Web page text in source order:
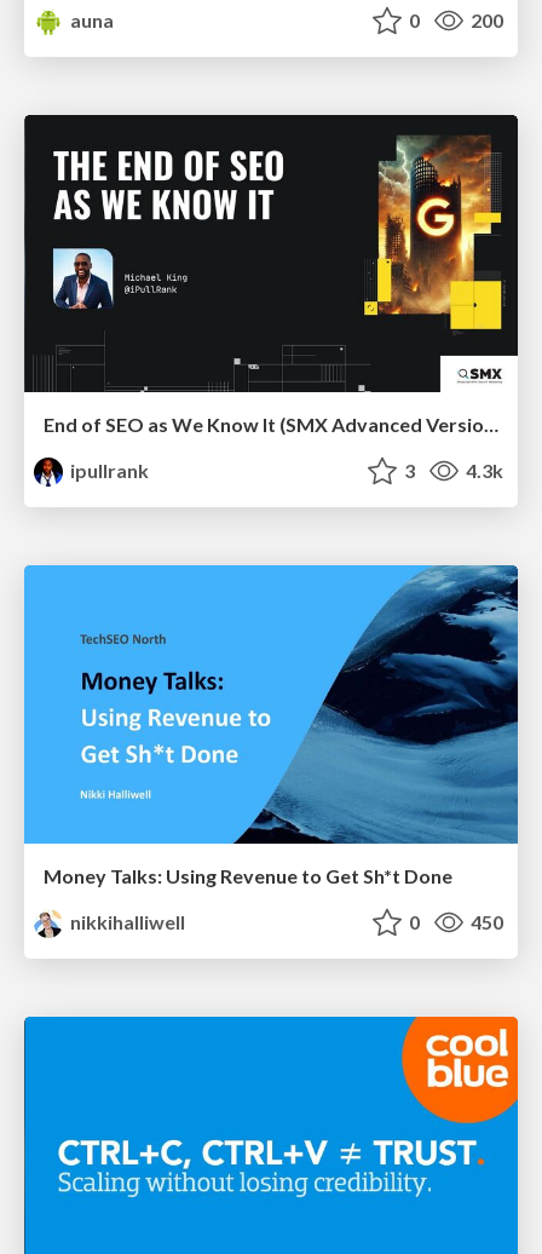
auna
0 200
End of SEO as We Know It (SMX Advanced Version)
ipullrank
3 4.3k
Money Talks: Using Revenue to Get Sh*t Done
nikkihalliwell
0 450